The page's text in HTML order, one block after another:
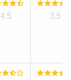
4.5 3.5